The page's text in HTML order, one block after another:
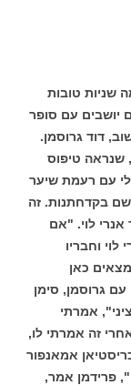
שניות טובות
יושבים עם סופר
דוד גרוסמן.
טיפוס
עם רעמת שיער
בקדחתנות. זה
אנרי לוי. "אם
לוי וחבריו
כאן
גרוסמן, סימן
אמרתי
זה אמרתי לו,
אמאנפור
פרידמן אמר,